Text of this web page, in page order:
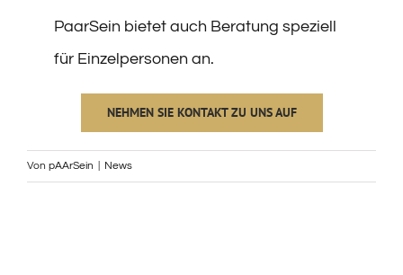
PaarSein bietet auch Beratung speziell
für Einzelpersonen an.
NEHMEN SIE KONTAKT ZU UNS AUF
Von pAArSein News